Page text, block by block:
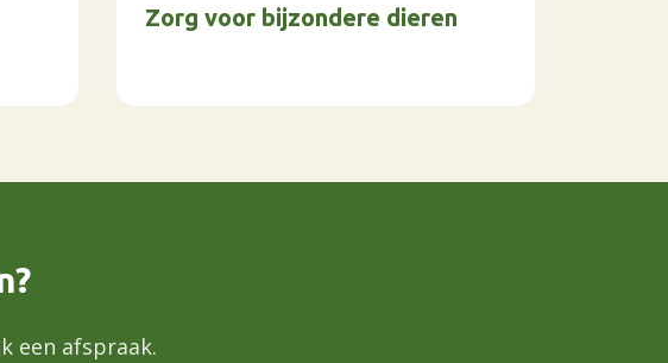
Zorg voor bijzondere dieren
een afspraak.